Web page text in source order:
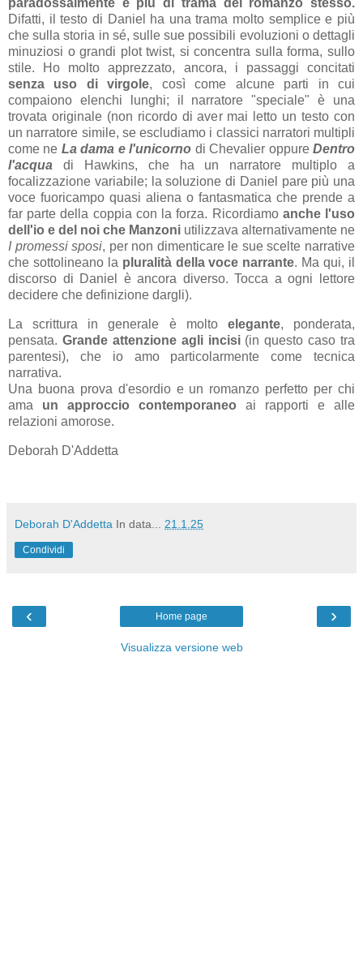
paradossalmente è più di trama del romanzo stesso.
Difatti, il testo di Daniel ha una trama molto semplice e più
che sulla storia in sé, sulle sue possibili evoluzioni o dettagli
minuziosi o grandi plot twist, si concentra sulla forma, sullo
stile. Ho molto apprezzato, ancora, i passaggi concitati
senza uso di virgole, così come alcune parti in cui
compaiono elenchi lunghi; il narratore "speciale" è una
trovata originale (non ricordo di aver mai letto un testo con
un narratore simile, se escludiamo i classici narratori multipli
come ne La dama e l'unicorno di Chevalier oppureDentro
l'acqua di Hawkins, che ha un narratore multiplo a
focalizzazione variabile; la soluzione di Daniel pare più una
voce fuoricampo quasi aliena o fantasmatica che prende a
far parte della coppia con la forza. Ricordiamo anche l'uso
dell'io e del noi che Manzoni utilizzava alternativamente ne
I promessi sposi, per non dimenticare le sue scelte narrative
che sottolineano la pluralità della voce narrante. Ma qui, il
discorso di Daniel è ancora diverso. Tocca a ogni lettore
decidere che definizione dargli).
La scrittura in generale è molto elegante, ponderata,
pensata. Grande attenzione agli incisi (in questo caso tra
parentesi), che io amo particolarmente come tecnica
narrativa.
Una buona prova d'esordio e un romanzo perfetto per chi
ama un approccio contemporaneo ai rapporti e alle
relazioni amorose.
Deborah D'Addetta
Deborah D'Addetta In data... 21.1.25
Condividi
‹ ›
Home page
Visualizza versione web